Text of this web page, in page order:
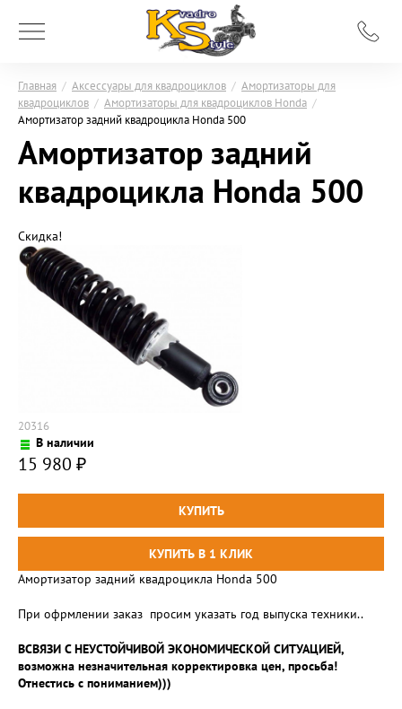
Главная / Аксессуары для квадроциклов / Амортизаторы для
квадроциклов / Амортизаторы для квадроциклов Honda /
Амортизатор задний квадроцикла Honda 500
Амортизатор задний
квадроцикла Honda 500
Скидка!
20316
В наличии
15 980 ₽
Амортизатор задний квадроцикла Honda 500
При офрмлении заказ просим указать год выпуска техники..
ВСВЯЗИ С НЕУСТОЙЧИВОЙ ЭКОНОМИЧЕСКОЙ СИТУАЦИЕЙ,
возможна незначительная корректировка цен, просьба!
Отнестись с пониманием)))